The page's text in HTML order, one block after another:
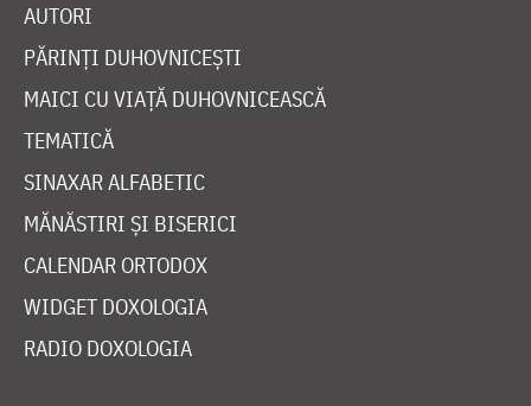
AUTORI
PĂRINȚI DUHOVNICEȘTI
MAICI CU VIAȚĂ DUHOVNICEASCĂ
TEMATICĂ
SINAXAR ALFABETIC
MĂNĂSTIRI ȘI BISERICI
CALENDAR ORTODOX
WIDGET DOXOLOGIA
RADIO DOXOLOGIA